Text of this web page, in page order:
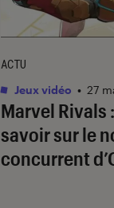
Marvel Rivals
savoir sur le
concurrent d’
ACTU
Jeux vidéo • 27